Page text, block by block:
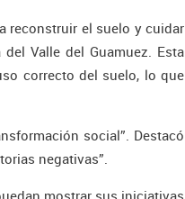
reconstruir el suelo y cuidar
Valle del Guamuez. Esta
correcto del suelo, lo que
social”. Destacó
negativas”.